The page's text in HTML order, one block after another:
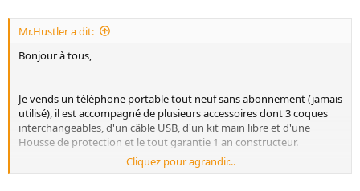
Mr.Hustler a dit:
Bonjour à tous,
Je vends un téléphone portable tout neuf sans abonnement (jamais
utilisé), il est accompagné de plusieurs accessoires dont 3 coques
interchangeables, d'un câble USB, d'un kit main libre et d'une
Housse de protection et le tout garantie 1 an constructeur.
Cliquez pour agrandir...